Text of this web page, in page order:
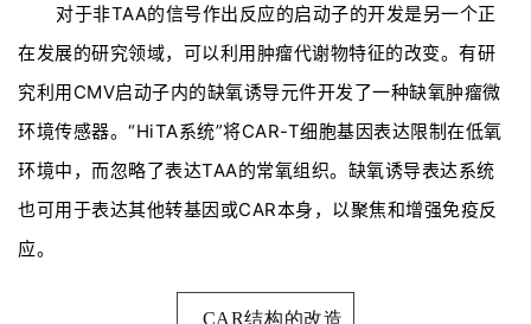
对于非TAA的信号作出反应的启动子的开发是另一个正
在发展的研究领域，可以利用肿瘤代谢物特征的改变。有研
究利用CMV启动子内的缺氧诱导元件开发了一种缺氧肿瘤微
环境传感器。“HiTA系统”将CAR-T细胞基因表达限制在低氧
环境中，而忽略了表达TAA的常氧组织。缺氧诱导表达系统
也可用于表达其他转基因或CAR本身，以聚焦和增强免疫反
应。
CAR结构的改造